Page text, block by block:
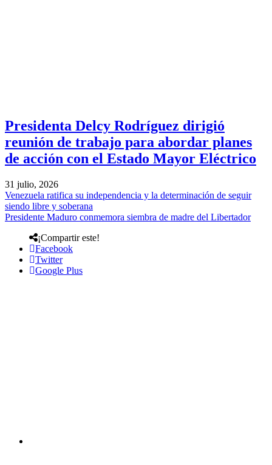
Presidenta Delcy Rodríguez dirigió
reunión de trabajo para abordar planes
de acción con el Estado Mayor Eléctrico
31 julio, 2026
Venezuela ratifica su independencia y la determinación de seguir
siendo libre y soberana
Presidente Maduro conmemora siembra de madre del Libertador
¡Compartir este!
Facebook
Twitter
Google Plus